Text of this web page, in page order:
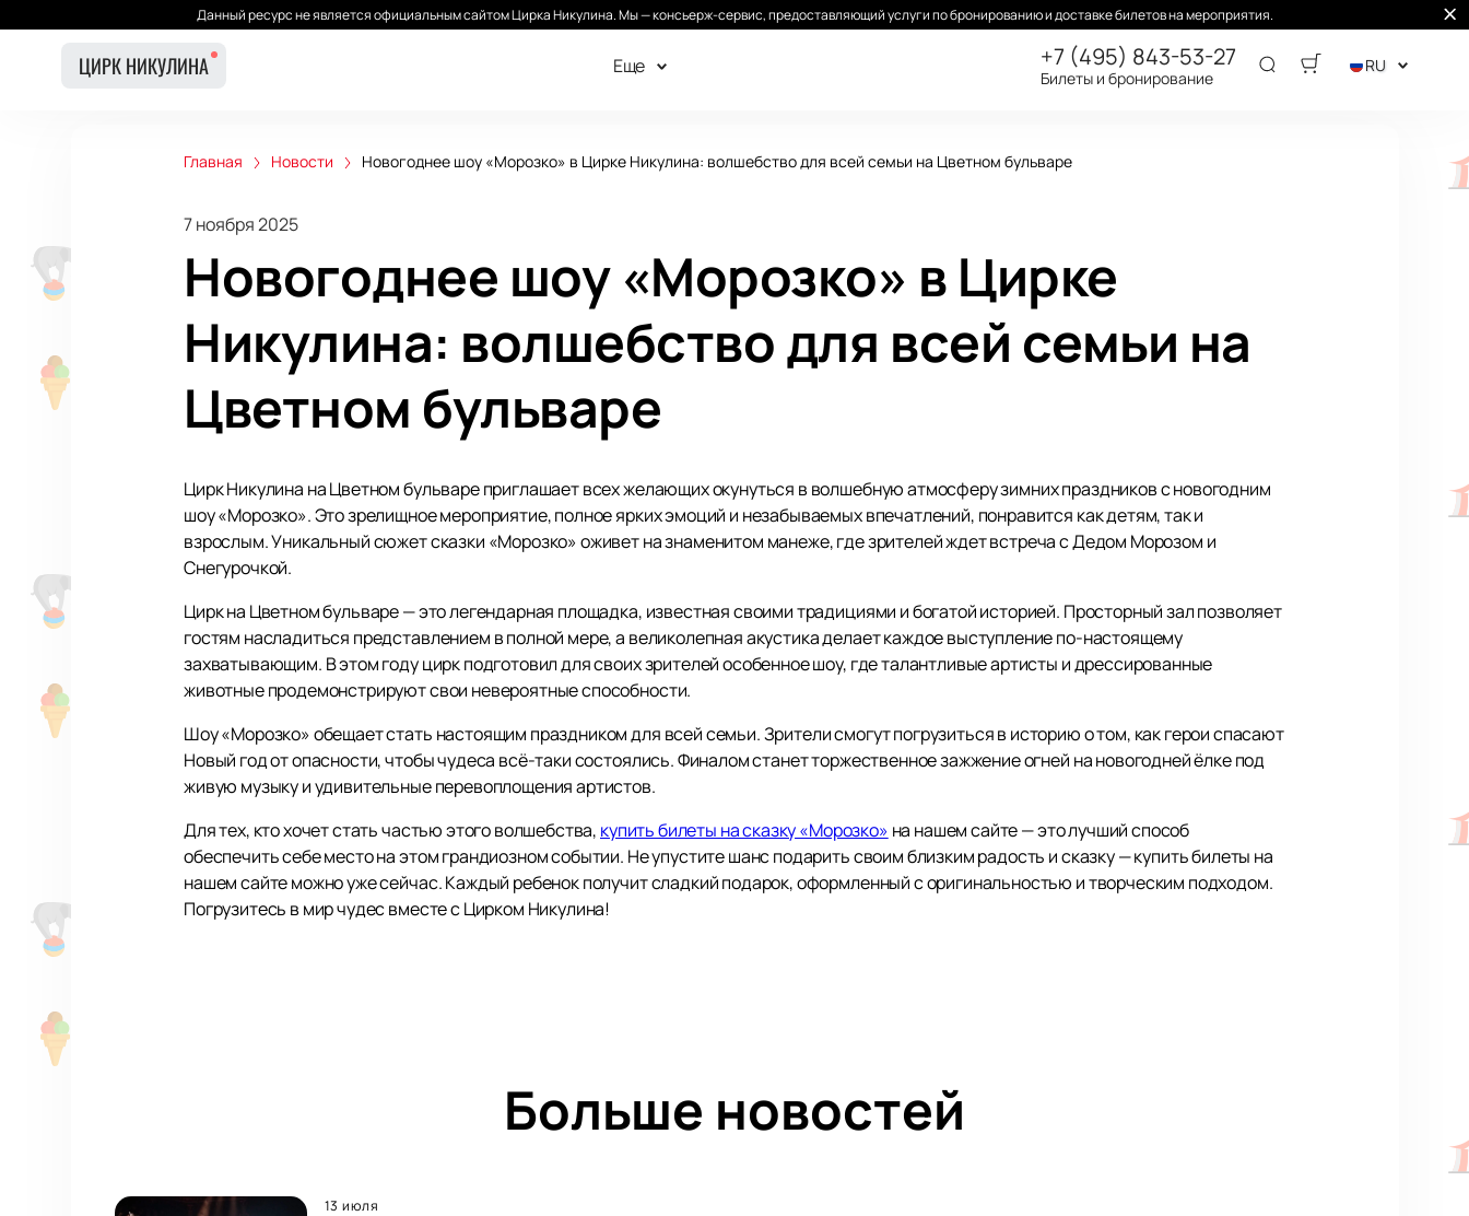
Данный ресурс не является официальным сайтом Цирка Никулина. Мы — консьерж-сервис, предоставляющий услуги по бронированию и доставке билетов на мероприятия.
ЦИРК НИКУЛИНА Еще +7 (495) 843-53-27
Билеты и бронирование
RU
Главная Новости Новогоднее шоу «Морозко» в Цирке Никулина: волшебство для всей семьи на Цветном бульваре
7 ноября 2025
Новогоднее шоу «Морозко» в Цирке
Никулина: волшебство для всей семьи на
Цветном бульваре
Цирк Никулина на Цветном бульваре приглашает всех желающих окунуться в волшебную атмосферу зимних праздников с новогодним
шоу «Морозко». Это зрелищное мероприятие, полное ярких эмоций и незабываемых впечатлений, понравится как детям, так и
взрослым. Уникальный сюжет сказки «Морозко» оживет на знаменитом манеже, где зрителей ждет встреча с Дедом Морозом и
Снегурочкой.
Цирк на Цветном бульваре — это легендарная площадка, известная своими традициями и богатой историей. Просторный зал позволяет
гостям насладиться представлением в полной мере, а великолепная акустика делает каждое выступление по-настоящему
захватывающим. В этом году цирк подготовил для своих зрителей особенное шоу, где талантливые артисты и дрессированные
животные продемонстрируют свои невероятные способности.
Шоу «Морозко» обещает стать настоящим праздником для всей семьи. Зрители смогут погрузиться в историю о том, как герои спасают
Новый год от опасности, чтобы чудеса всё-таки состоялись. Финалом станет торжественное зажжение огней на новогодней ёлке под
живую музыку и удивительные перевоплощения артистов.
Для тех, кто хочет стать частью этого волшебства, купить билеты на сказку «Морозко» на нашем сайте — это лучший способ
обеспечить себе место на этом грандиозном событии. Не упустите шанс подарить своим близким радость и сказку — купить билеты на
нашем сайте можно уже сейчас. Каждый ребенок получит сладкий подарок, оформленный с оригинальностью и творческим подходом.
Погрузитесь в мир чудес вместе с Цирком Никулина!
Больше новостей
13 июля